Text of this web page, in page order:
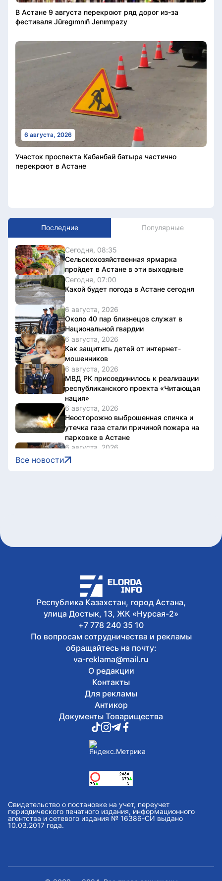
В Астане 9 августа перекроют ряд дорог из-за
фестиваля Jüregımnıñ Jenımpazy
6 августа, 2026
Участок проспекта Кабанбай батыра частично
перекроют в Астане
Последние Популярные
Сегодня, 08:35
Сельскохозяйственная ярмарка
пройдет в Астане в эти выходные
Сегодня, 07:00
Какой будет погода в Астане сегодня
6 августа, 2026
Около 40 пар близнецов служат в
Национальной гвардии
6 августа, 2026
Как защитить детей от интернет-
мошенников
6 августа, 2026
МВД РК присоединилось к реализации
республиканского проекта «Читающая
нация»
6 августа, 2026
Неосторожно выброшенная спичка и
утечка газа стали причиной пожара на
парковке в Астане
6 августа, 2026
Смертность новорожденных с
6 августа, 2026
Олжас Бектенов принял участие в
заседании Евразийского
межправительственного совета в
узком формате в Чолпон-Ате
Все новости
Республика Казахстан, город Астана,
улица Достык, 13, ЖК «Нурсая-2»
+7 778 240 35 10
По вопросам сотрудничества и рекламы
обращайтесь на почту:
va-reklama@mail.ru
О редакции
Контакты
Для рекламы
Антикор
Документы Товарищества
Свидетельство о постановке на учет, переучет
периодического печатного издания, информационного
агентства и сетевого издания № 16386-СИ выдано
10.03.2017 года.